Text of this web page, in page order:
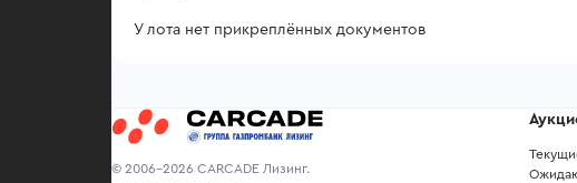
У лота нет прикреплённых документов
© 2006-2026 CARCADE Лизинг.